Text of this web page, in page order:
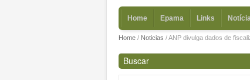
Home Epama Links
Home/ Noticias /ANP divulga dados de
Buscar